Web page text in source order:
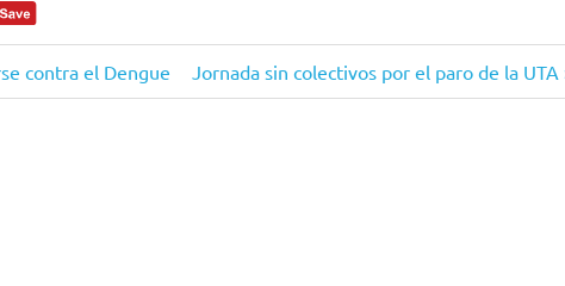
contra el Dengue
Siguiente
entrada:
Jornada sin colectivos por el paro de la UTA